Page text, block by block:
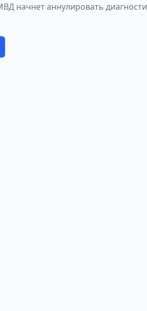
начнет аннулировать